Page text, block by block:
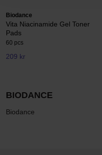
Biodance
Vita Niacinamide Gel Toner
Pads
60 pcs
209 kr
BIODANCE
Biodance